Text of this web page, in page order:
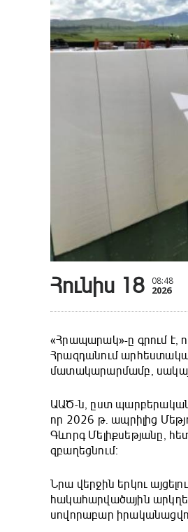
Հունիս 18 08:48
2026
«Հրապարակ»-ը գրում է,
Հրազդանում
մատակարարմամբ,
ԱԱԾ-ն, ըստ
որ 2026 թ. ապրիլից
Գևորգ Մելիքսեթյանը,
զբաղեցնում։
Նրա վերջին երկու
հակահարվածային
սովորաբար